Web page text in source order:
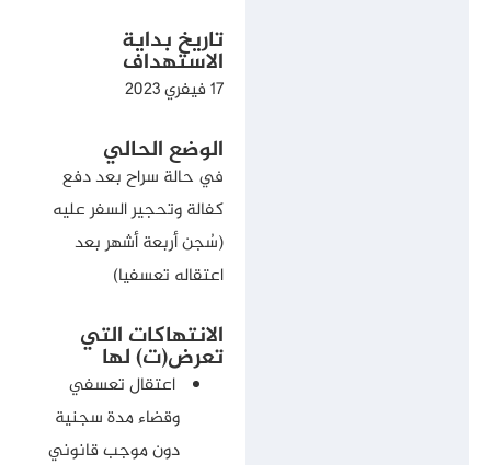
تاريخ بداية
الاستهداف
17 فيفري 2023
الوضع الحالي
في حالة سراح بعد دفع
كفالة وتحجير السفر عليه
(سُجن أربعة أشهر بعد
اعتقاله تعسفيا)
الانتهاكات التي
تعرض(ت) لها
اعتقال تعسفي
وقضاء مدة سجنية
دون موجب قانوني